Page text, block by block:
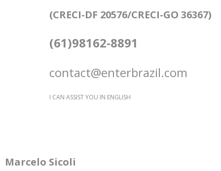
(CRECI-DF 20576/CRECI-GO 36367)
(61)98162-8891
contact@enterbrazil.com
I CAN ASSIST YOU IN ENGLISH
Marcelo Sicoli